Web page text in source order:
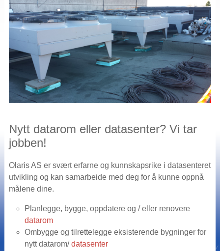
Nytt datarom eller datasenter? Vi tar
jobben!
Olaris AS er svært erfarne og kunnskapsrike i datasenteret
utvikling og kan samarbeide med deg for å kunne oppnå
målene dine.
Planlegge, bygge, oppdatere og / eller renovere
datarom
Ombygge og tilrettelegge eksisterende bygninger for
nytt datarom/datasenter